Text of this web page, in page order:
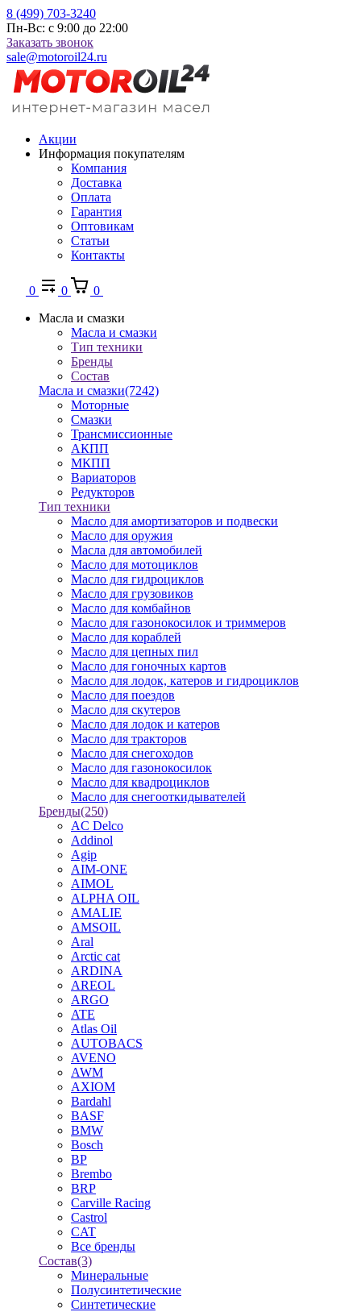
8 (499) 703-3240
Пн-Вс: с 9:00 до 22:00
Заказать звонок
sale@motoroil24.ru
Акции
Информация покупателям
Компания
Доставка
Оплата
Гарантия
Оптовикам
Статьи
Контакты
0 0
0
Масла и смазки
Масла и смазки
Тип техники
Бренды
Состав
Масла и смазки(7242)
Моторные
Смазки
Трансмиссионные
АКПП
МКПП
Вариаторов
Редукторов
Тип техники
Масло для амортизаторов и подвески
Масло для оружия
Масла для автомобилей
Масло для мотоциклов
Масло для гидроциклов
Масло для грузовиков
Масло для комбайнов
Масло для газонокосилок и триммеров
Масло для кораблей
Масло для цепных пил
Масло для гоночных картов
Масло для лодок, катеров и гидроциклов
Масло для поездов
Масло для скутеров
Масло для лодок и катеров
Масло для тракторов
Масло для снегоходов
Масло для газонокосилок
Масло для квадроциклов
Масло для снегооткидывателей
Бренды(250)
AC Delco
Addinol
Agip
AIM-ONE
AIMOL
ALPHA OIL
AMALIE
AMSOIL
Aral
Arctic cat
ARDINA
AREOL
ARGO
ATE
Atlas Oil
AUTOBACS
AVENO
AWM
AXIOM
Bardahl
BASF
BMW
Bosch
BP
Brembo
BRP
Carville Racing
Castrol
CAT
Все бренды
Состав(3)
Минеральные
Полусинтетические
Синтетические